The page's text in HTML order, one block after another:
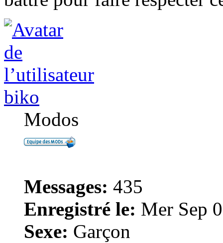
biko
Modos
Messages: 435
Enregistré le: Mer Sep
Sexe: Garçon